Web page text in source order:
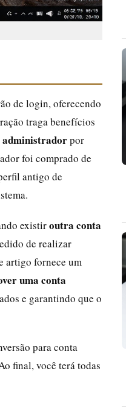
de login, oferecendo
traga benefícios
administradorpor
foi comprado de
antigo de
existiroutra conta
de realizar
artigo fornece um
uma conta
e garantindo que o
para conta
final, você terá todas